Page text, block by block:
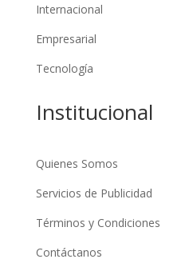
Internacional
Empresarial
Tecnología
Institucional
Quienes Somos
Servicios de Publicidad
Términos y Condiciones
Contáctanos